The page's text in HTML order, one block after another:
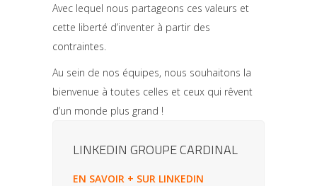
Avec lequel nous partageons ces valeurs et
cette liberté d’inventer à partir des
contraintes.
Au sein de nos équipes, nous souhaitons la
bienvenue à toutes celles et ceux qui rêvent
d’un monde plus grand !
LINKEDIN GROUPE CARDINAL
EN SAVOIR + SUR LINKEDIN